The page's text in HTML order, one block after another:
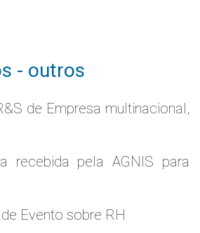
- outros
de Empresa multinacional,
recebida pela AGNIS para
Evento sobre RH